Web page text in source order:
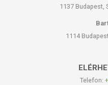
1137 Budapest,
1114
Telefon: